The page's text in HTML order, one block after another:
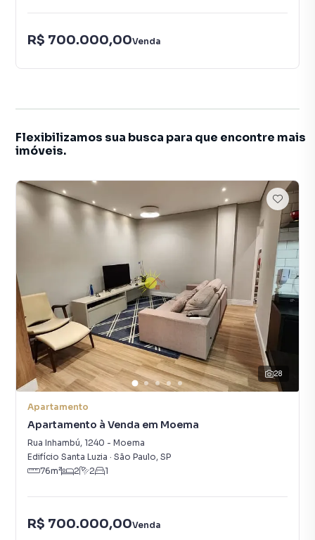
R$ 700.000,00Venda
Flexibilizamos sua busca para que encontre mais
imóveis.
28
Apartamento
Apartamento à Venda em Moema
Rua Inhambú, 1240 - Moema
Edifício Santa Luzia · São Paulo, SP
76m² 2 2 1
R$ 700.000,00Venda